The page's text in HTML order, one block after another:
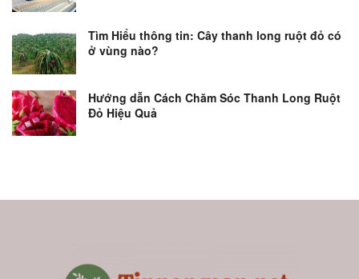
Tìm Hiểu thông tin: Cây thanh long ruột đỏ có
ở vùng nào?
Hướng dẫn Cách Chăm Sóc Thanh Long Ruột
Đỏ Hiệu Quả